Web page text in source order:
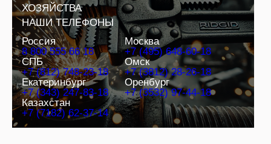
ХОЗЯЙСТВА
НАШИ ТЕЛЕФОНЫ
Россия
8 800 555 66 18
Москва
+7 (495) 648-60-18
СПБ
+7 (812) 748-23-18
Омск
+7 (3812) 28-26-18
Екатеринбург
+7 (343) 247-83-18
Оренбург
+7 (3532) 97-44-18
Казахстан
+7 (7182) 62-37-14